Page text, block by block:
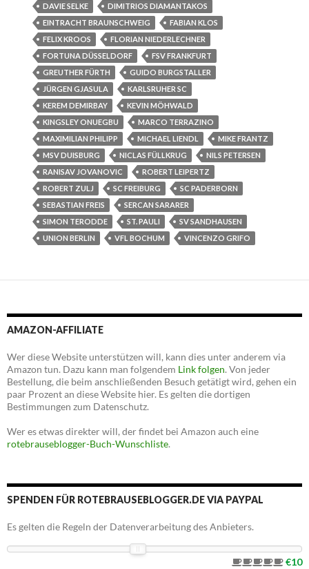
DAVIE SELKE
DIMITRIOS DIAMANTAKOS
EINTRACHT BRAUNSCHWEIG
FABIAN KLOS
FELIX KROOS
FLORIAN NIEDERLECHNER
FORTUNA DÜSSELDORF
FSV FRANKFURT
GREUTHER FÜRTH
GUIDO BURGSTALLER
JÜRGEN GJASULA
KARLSRUHER SC
KEREM DEMIRBAY
KEVIN MÖHWALD
KINGSLEY ONUEGBU
MARCO TERRAZINO
MAXIMILIAN PHILIPP
MICHAEL LIENDL
MIKE FRANTZ
MSV DUISBURG
NICLAS FÜLLKRUG
NILS PETERSEN
RANISAV JOVANOVIC
ROBERT LEIPERTZ
ROBERT ZULJ
SC FREIBURG
SC PADERBORN
SEBASTIAN FREIS
SERCAN SARARER
SIMON TERODDE
ST. PAULI
SV SANDHAUSEN
UNION BERLIN
VFL BOCHUM VINCENZO GRIFO
AMAZON-AFFILIATE
Wer diese Website unterstützen will, kann dies unter anderem via
Amazon tun. Dazu kann man folgendem Link folgen. Von jeder
Bestellung, die beim anschließenden Besuch getätigt wird, gehen ein
paar Prozent an diese Website hier. Es gelten die dortigen
Bestimmungen zum Datenschutz.
Wer es etwas direkter will, der findet bei Amazon auch eine
rotebrauseblogger-Buch-Wunschliste.
SPENDEN FÜR ROTEBRAUSEBLOGGER.DE VIA PAYPAL
Es gelten die Regeln der Datenverarbeitung des Anbieters.
€10